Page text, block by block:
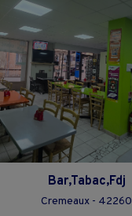
Bar,Tabac,Fdj
Cremeaux - 42260